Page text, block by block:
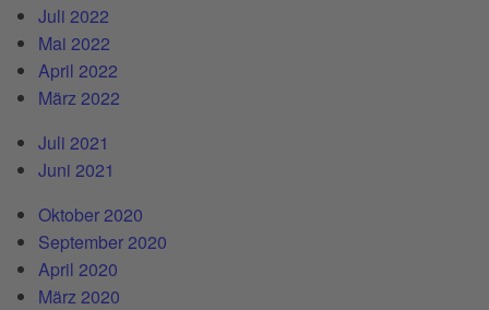
Juli 2022
Mai 2022
April 2022
März 2022
Juli 2021
Juni 2021
Oktober 2020
September 2020
April 2020
März 2020